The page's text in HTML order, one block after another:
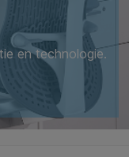
en technologie.